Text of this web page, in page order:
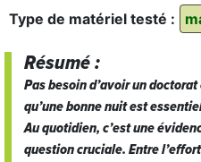
Type de matériel testé :
Résumé :
Pas besoin d’avoir un
qu’une bonne nuit est
Au quotidien, c’est une
question cruciale. Entre